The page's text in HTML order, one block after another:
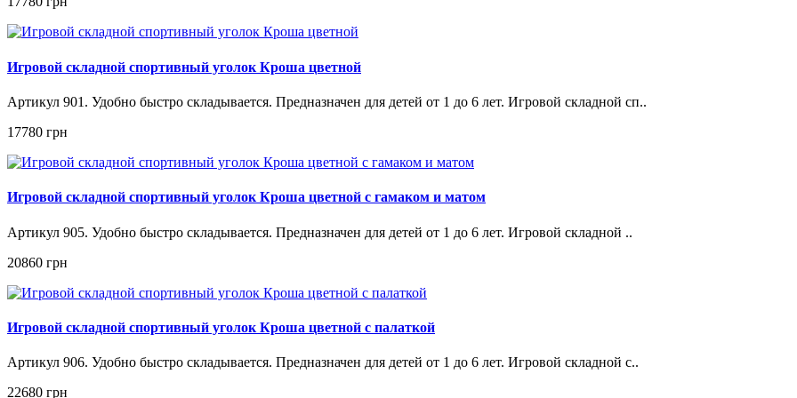
Игровой складной спортивный уголок Кроша цветной
Артикул 901. Удобно быстро складывается. Предназначен для детей от 1 до 6 лет. Игровой складной сп..
17780 грн
Игровой складной спортивный уголок Кроша цветной с гамаком и матом
Артикул 905. Удобно быстро складывается. Предназначен для детей от 1 до 6 лет. Игровой складной ..
20860 грн
Игровой складной спортивный уголок Кроша цветной с палаткой
Артикул 906. Удобно быстро складывается. Предназначен для детей от 1 до 6 лет. Игровой складной с..
22680 грн